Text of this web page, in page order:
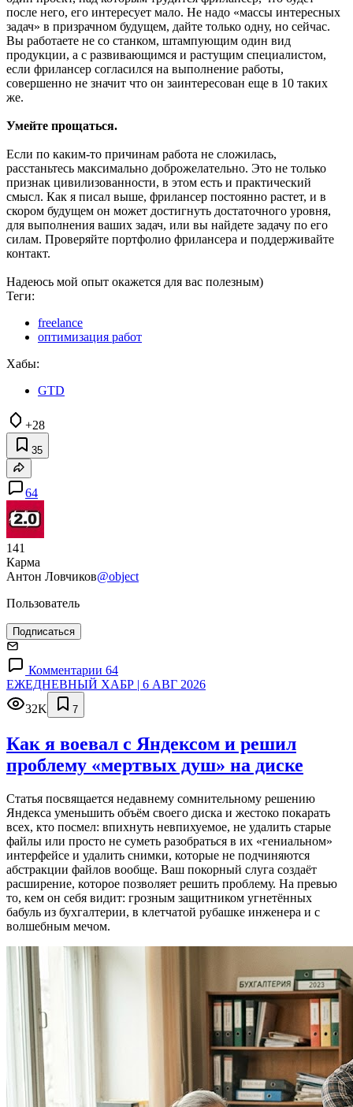
после него, его интересует мало. Не надо «массы интересных
задач» в призрачном будущем, дайте только одну, но сейчас.
Вы работаете не со станком, штампующим один вид
продукции, а с развивающимся и растущим специалистом,
если фрилансер согласился на выполнение работы,
совершенно не значит что он заинтересован еще в 10 таких
же.
Умейте прощаться.
Если по каким-то причинам работа не сложилась,
расстаньтесь максимально доброжелательно. Это не только
признак цивилизованности, в этом есть и практический
смысл. Как я писал выше, фрилансер постоянно растет, и в
скором будущем он может достигнуть достаточного уровня,
для выполнения ваших задач, или вы найдете задачу по его
силам. Проверяйте портфолио фрилансера и поддерживайте
контакт.
Надеюсь мой опыт окажется для вас полезным)
Теги:
freelance
оптимизация работ
Хабы:
GTD
+28
35
64
141
Карма
Антон Ловчиков@object
Пользователь
Подписаться
Комментарии 64
ЕЖЕДНЕВНЫЙ ХАБР | 6 АВГ 2026
32K
7
Как я воевал с Яндексом и решил
проблему «мертвых душ» на диске
Статья посвящается недавнему сомнительному решению
Яндекса уменьшить объём своего диска и жестоко покарать
всех, кто посмел: впихнуть невпихуемое, не удалить старые
файлы или просто не суметь разобраться в их «гениальном»
интерфейсе и удалить снимки, которые не подчиняются
абстракции файлов вообще. Ваш покорный слуга создаёт
расширение, которое позволяет решить проблему. На превью
то, кем он себя видит: грозным защитником угнетённых
бабуль из бухгалтерии, в клетчатой рубашке инженера и с
волшебным мечом.